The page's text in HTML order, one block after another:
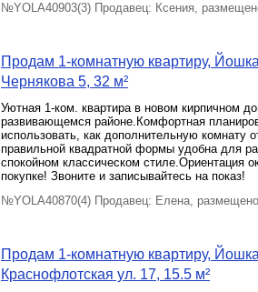
№YOLA40903(3) Продавец: Ксения,
Продам 1-комнатную квартиру,
Чернякова 5, 32 м²
Уютная 1-ком. квартира в новом кирпичном
развивающемся районе.Комфортная
использовать, как дополнительную комнату
правильной квадратной формы удобна для
спокойном классическом стиле.Ориентация
покупке! Звоните и записывайтесь на показ!
№YOLA40870(4) Продавец: Елена,
Продам 1-комнатную квартиру,
Краснофлотская ул. 17, 15.5 м²